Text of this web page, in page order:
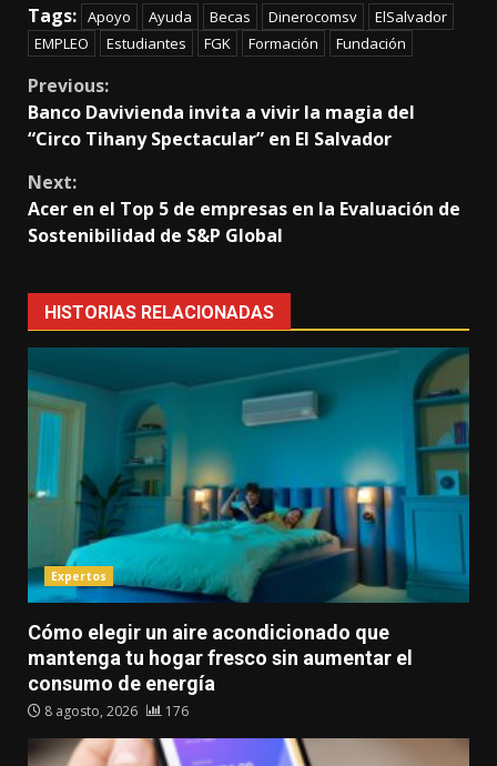
Tags: Apoyo Ayuda Becas Dinerocomsv
ElSalvador
EMPLEO
Estudiantes FGK Formación Fundación
Continue
Reading
Previous:
Banco Davivienda invita a vivir la magia del
“Circo Tihany Spectacular” en El Salvador
Next:
Acer en el Top 5 de empresas en la Evaluación de
Sostenibilidad de S&P Global
HISTORIAS RELACIONADAS
Expertos
Cómo elegir un aire acondicionado que
mantenga tu hogar fresco sin aumentar el
consumo de energía
8 agosto, 2026 176